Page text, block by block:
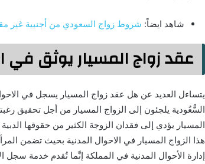
شاهد ايضاً: شروط زواج السعودي من أجنبية غير مقيمة
عقد زواج المسيار يوثق في
يتساءل العديد عن هل عقد زواج المسيار يسجل في
السُّعُودية يلجئون إلى الزواج المسيار من أجل تحقيق
المسيار يؤدي إلى فقدان الزوجة الكثير من حقوقها
هذا الزواج المسيار في الاحوال المدنية بحيث تضمن
إدارة الأحوال المدنية في المملكة إنَّما تُقدم خدمة